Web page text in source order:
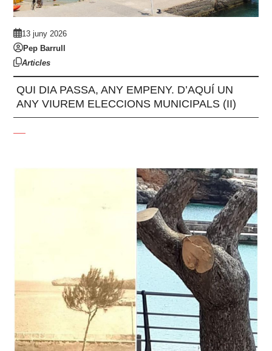
13 juny 2026
Pep Barrull
Articles
QUI DIA PASSA, ANY EMPENY. D’AQUÍ UN
ANY VIUREM ELECCIONS MUNICIPALS (II)